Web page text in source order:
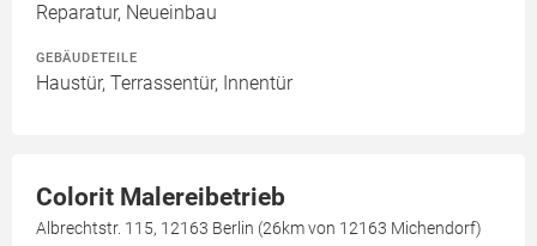
Reparatur, Neueinbau
GEBÄUDETEILE
Haustür, Terrassentür, Innentür
Colorit Malereibetrieb
Albrechtstr. 115, 12163 Berlin (26km von 12163 Michendorf)